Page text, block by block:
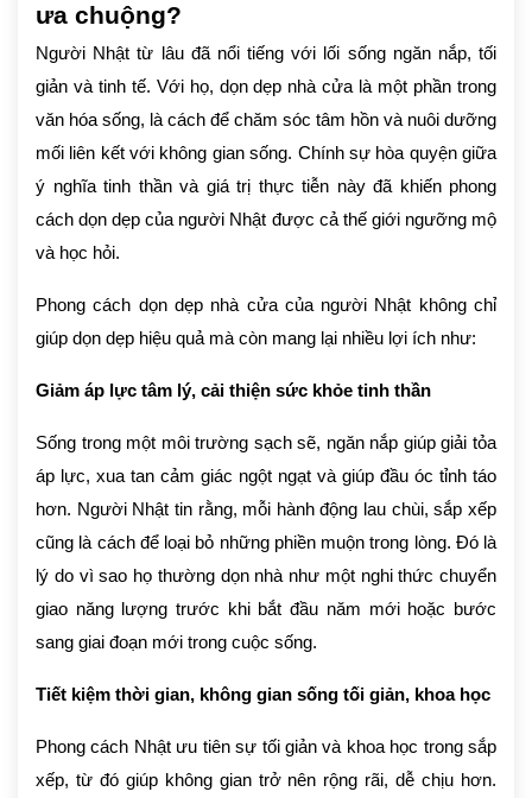
ưa chuộng?
Người Nhật từ lâu đã nổi tiếng với lối sống ngăn nắp, tối
giản và tinh tế. Với họ, dọn dẹp nhà cửa là một phần trong
văn hóa sống, là cách để chăm sóc tâm hồn và nuôi dưỡng
mối liên kết với không gian sống. Chính sự hòa quyện giữa
ý nghĩa tinh thần và giá trị thực tiễn này đã khiến phong
cách dọn dẹp của người Nhật được cả thế giới ngưỡng mộ
và học hỏi.
Phong cách dọn dẹp nhà cửa của người Nhật không chỉ
giúp dọn dẹp hiệu quả mà còn mang lại nhiều lợi ích như:
Giảm áp lực tâm lý, cải thiện sức khỏe tinh thần
Sống trong một môi trường sạch sẽ, ngăn nắp giúp giải tỏa
áp lực, xua tan cảm giác ngột ngạt và giúp đầu óc tỉnh táo
hơn. Người Nhật tin rằng, mỗi hành động lau chùi, sắp xếp
cũng là cách để loại bỏ những phiền muộn trong lòng. Đó là
lý do vì sao họ thường dọn nhà như một nghi thức chuyển
giao năng lượng trước khi bắt đầu năm mới hoặc bước
sang giai đoạn mới trong cuộc sống.
Tiết kiệm thời gian, không gian sống tối giản, khoa học
Phong cách Nhật ưu tiên sự tối giản và khoa học trong sắp
xếp, từ đó giúp không gian trở nên rộng rãi, dễ chịu hơn.